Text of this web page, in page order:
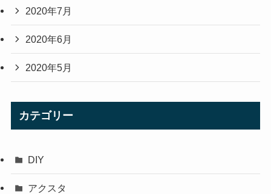
2020年7月
2020年6月
2020年5月
カテゴリー
DIY
アクスタ